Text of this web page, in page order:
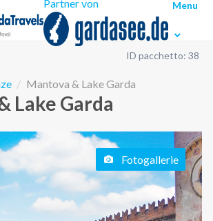
Partner von Menu
ID pacchetto: 38
Mantova & Lake Garda
Lake Garda
Fotogallerie